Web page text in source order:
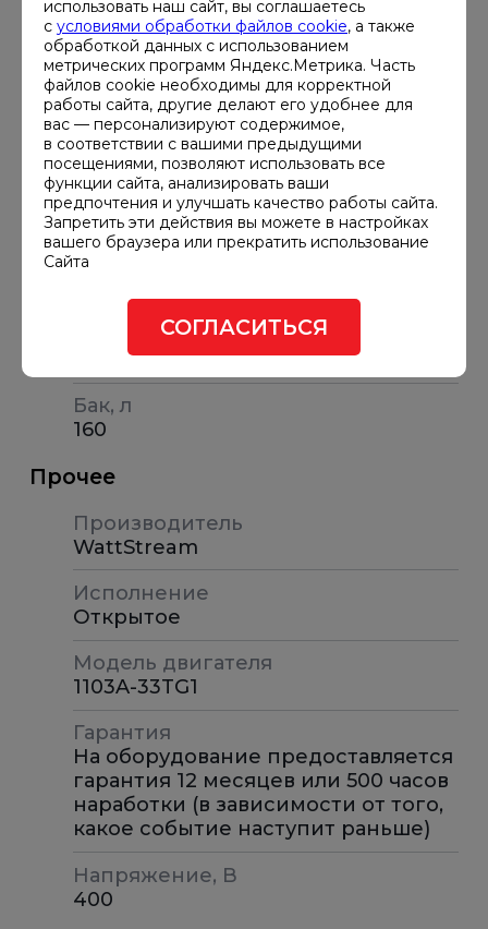
Расход топлива при 50% нагрузке,
л/ч
7.6
Расход топлива при 90% нагрузке,
л/ч
10
Габариты и вес
Габариты ДГУ, мм
Бак, л
160
Прочее
Производитель
WattStream
Исполнение
Открытое
Модель двигателя
1103A-33TG1
Гарантия
На оборудование предоставляется
гарантия 12 месяцев или 500 часов
наработки (в зависимости от того,
какое событие наступит раньше)
Напряжение, В
400
использовать наш сайт, вы соглашаетесь
с условиями обработки файлов cookie, а также
обработкой данных с использованием
метрических программ Яндекс.Метрика. Часть
файлов cookie необходимы для корректной
работы сайта, другие делают его удобнее для
вас — персонализируют содержимое,
в соответствии с вашими предыдущими
посещениями, позволяют использовать все
функции сайта, анализировать ваши
предпочтения и улучшать качество работы сайта.
Запретить эти действия вы можете в настройках
вашего браузера или прекратить использование
Сайта
СОГЛАСИТЬСЯ